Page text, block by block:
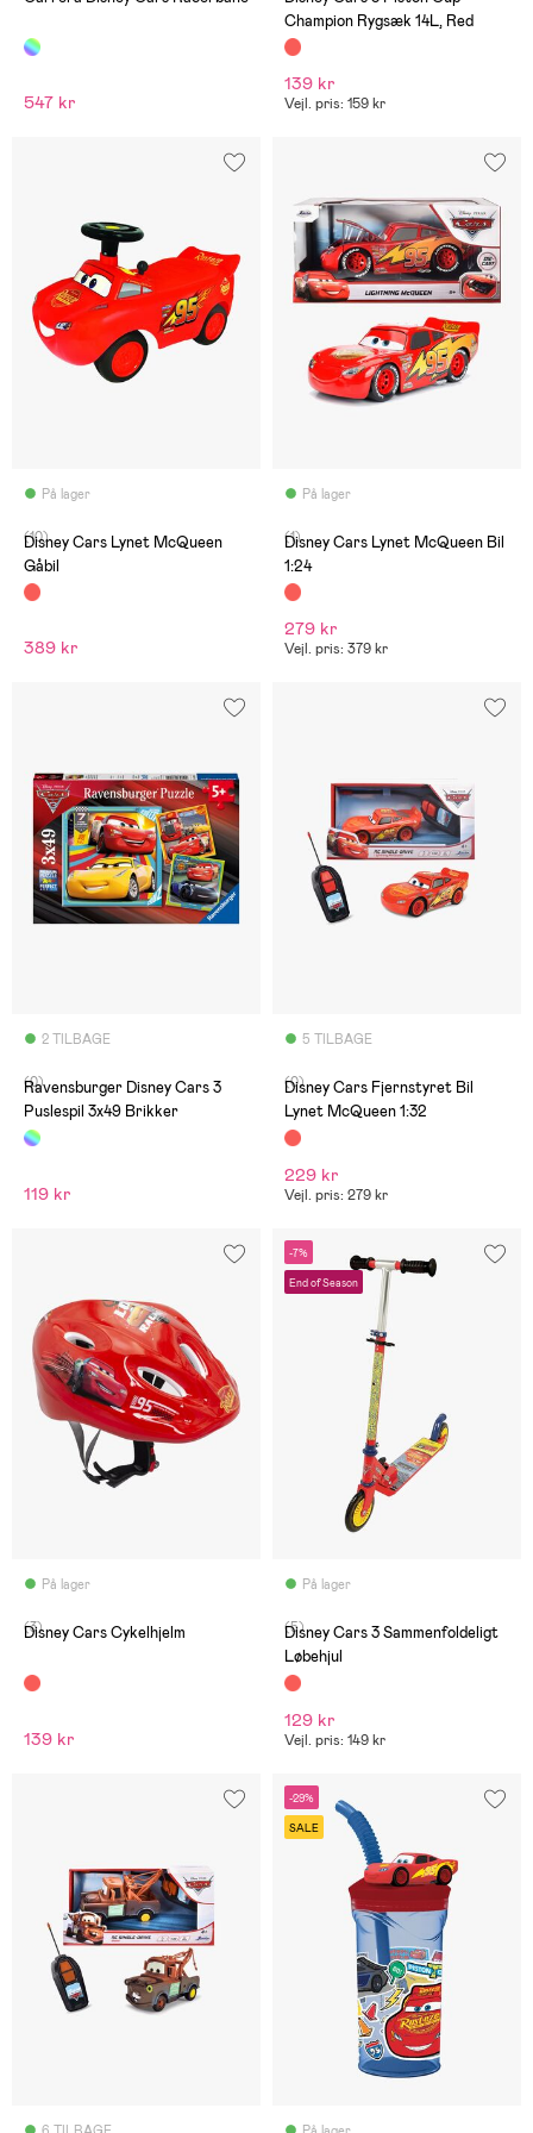
547 kr
Champion Rygsæk 14L, Red
139 kr
Vejl. pris: 159 kr
På lager
(10)
Disney Cars Lynet McQueen
Gåbil
389 kr
På lager
(1)
Disney Cars Lynet McQueen Bil
1:24
279 kr
Vejl. pris: 379 kr
2 TILBAGE
(0)
Ravensburger Disney Cars 3
Puslespil 3x49 Brikker
119 kr
5 TILBAGE
(0)
Disney Cars Fjernstyret Bil
Lynet McQueen 1:32
229 kr
Vejl. pris: 279 kr
På lager
(3)
Disney Cars Cykelhjelm
139 kr
-7%
End of Season
På lager
(5)
Disney Cars 3 Sammenfoldeligt
Løbehjul
129 kr
Vejl. pris: 149 kr
-29%
SALE